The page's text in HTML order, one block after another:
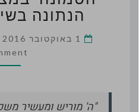
הנתונה
1 באוקטובר 2016
"ה' מוריש ומעשיר